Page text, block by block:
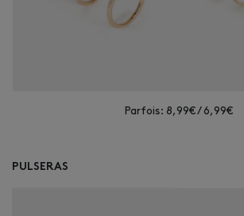
Parfois: 8,99€ / 6,99€
PULSERAS